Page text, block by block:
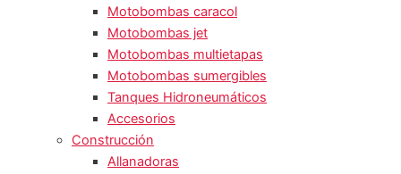
Motobombas caracol
Motobombas jet
Motobombas multietapas
Motobombas sumergibles
Tanques Hidroneumáticos
Accesorios
Construcción
Allanadoras